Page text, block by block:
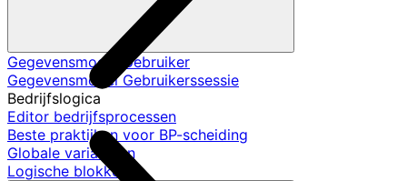
Gegevensmodel Gebruiker
Gegevensmodel Gebruikerssessie
Bedrijfslogica
Editor bedrijfsprocessen
Beste praktijken voor BP-scheiding
Globale variabelen
Logische blokken